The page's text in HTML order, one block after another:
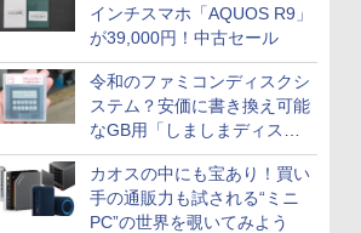
インチスマホ「AQUOS R9」
が39,000円！中古セール
令和のファミコンディスクシ
ステム？安価に書き換え可能
なGB用「しましまディスク
システム」
カオスの中にも宝あり！買い
手の通販力も試される“ミニ
PC”の世界を覗いてみよう
ス
天海社
Comic curea
impress QuickBooks